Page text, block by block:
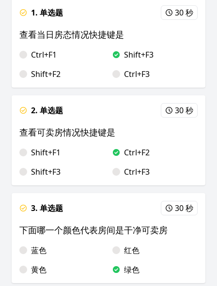
1. 单选题 30 秒
查看当日房态情况快捷键是
Ctrl+F1
Shift+F3
Shift+F2
Ctrl+F3
2. 单选题 30 秒
查看可卖房情况快捷键是
Shift+F1
Ctrl+F2
Shift+F3
Ctrl+F3
3. 单选题 30 秒
下面哪一个颜色代表房间是干净可卖房
蓝色
红色
黄色
绿色